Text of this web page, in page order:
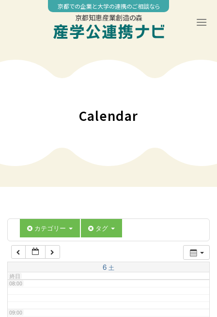
京都での企業と大学の連携のご相談なら
京都知恵産業創造の森
Calendar
カテゴリー タグ
6 土
終日
04:00
07:00
08:00
09:00